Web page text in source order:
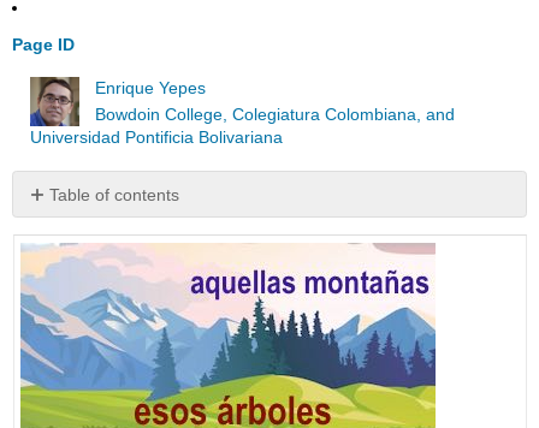
Page ID
Enrique Yepes
Bowdoin College, Colegiatura Colombiana, and
Universidad Pontificia Bolivariana
Table of contents
practicar!
Práctica
23A
Práctica
23B
Práctica
23C